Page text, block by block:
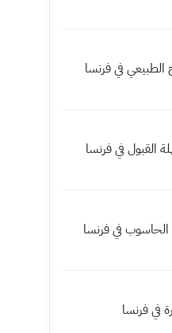
الطبيعي في فرنسا
القبول في فرنسا
في فرنسا
في فرنسا